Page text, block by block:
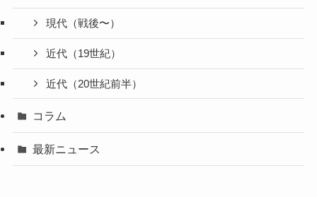
現代（戦後〜）
近代（19世紀）
近代（20世紀前半）
コラム
最新ニュース